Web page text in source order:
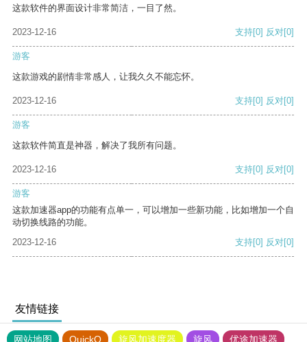
这款软件的界面设计非常简洁，一目了然。
2023-12-16 支持[0] 反对[0]
游客
这款游戏的剧情非常感人，让我久久不能忘怀。
2023-12-16 支持[0] 反对[0]
游客
这款软件简直是神器，解决了我所有问题。
2023-12-16 支持[0] 反对[0]
游客
这款加速器app的功能有点单一，可以增加一些新功能，比如增加一个自
动切换线路的功能。
2023-12-16
支持[0] 反对[0]
友情链接
网站地图 QuickQ 旋风加速度器 旋风 优途加速器